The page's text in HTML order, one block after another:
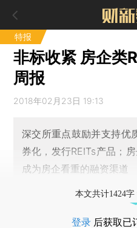
特报
非标收紧 房企类
周报
2018年02月23日 19:13
深交所重点鼓励并支持优
券化，发行REITs产品；
成为房企看重的融资渠道
本文共计1424
登录 后获取已